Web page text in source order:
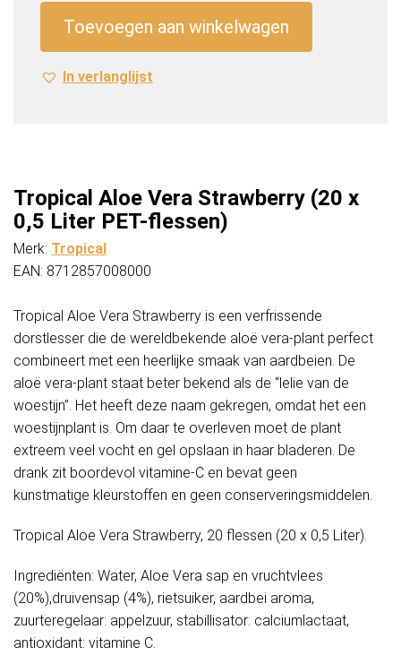
0,5
Liter
Toevoegen aan winkelwagen
In verlanglijst
Tropical Aloe Vera Strawberry (20 x
0,5 Liter PET-flessen)
Merk: Tropical
EAN: 8712857008000
Tropical Aloe Vera Strawberry is een verfrissende
dorstlesser die de wereldbekende aloë vera-plant perfect
combineert met een heerlijke smaak van aardbeien. De
aloë vera-plant staat beter bekend als de “lelie van de
woestijn”. Het heeft deze naam gekregen, omdat het een
woestijnplant is. Om daar te overleven moet de plant
extreem veel vocht en gel opslaan in haar bladeren. De
drank zit boordevol vitamine-C en bevat geen
kunstmatige kleurstoffen en geen conserveringsmiddelen.
Tropical Aloe Vera Strawberry, 20 flessen (20 x 0,5 Liter).
Ingrediënten: Water, Aloe Vera sap en vruchtvlees
(20%),druivensap (4%), rietsuiker, aardbei aroma,
zuurteregelaar: appelzuur, stabillisator: calciumlactaat,
antioxidant: vitamine C.